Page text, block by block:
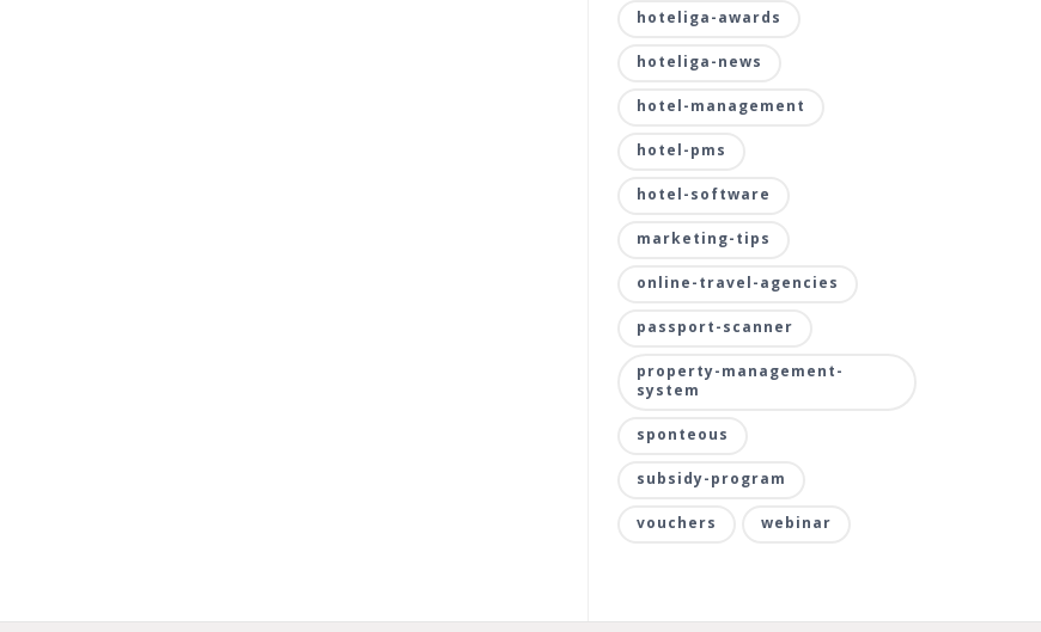
hoteliga-awards
hoteliga-news
hotel-management
hotel-pms
hotel-software
marketing-tips
online-travel-agencies
passport-scanner
property-management-
system
sponteous
subsidy-program
vouchers webinar